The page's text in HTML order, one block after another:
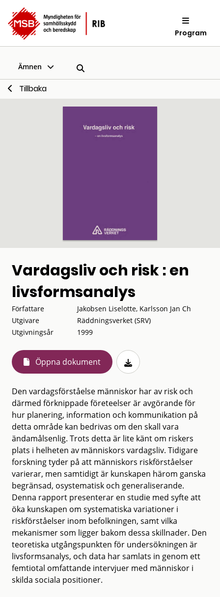
Program
Ämnen
Tillbaka
Vardagsliv och risk : en
livsformsanalys
Författare
Jakobsen Liselotte, Karlsson Jan Ch
Utgivare
Räddningsverket (SRV)
Utgivningsår
1999
Öppna dokument
Den vardagsförståelse människor har av risk och
därmed förknippade företeelser är avgörande för
hur planering, information och kommunikation på
detta område kan bedrivas om den skall vara
ändamålsenlig. Trots detta är lite känt om riskers
plats i helheten av människors vardagsliv. Tidigare
forskning tyder på att människors riskförståelser
varierar, men samtidigt är kunskapen härom ganska
begränsad, osystematisk och generaliserande.
Denna rapport presenterar en studie med syfte att
öka kunskapen om systematiska variationer i
riskförståelser inom befolkningen, samt vilka
mekanismer som ligger bakom dessa skillnader. Den
teoretiska utgångspunkten för undersökningen är
livsformsanalys, och data har samlats in genom ett
femtiotal omfattande intervjuer med människor i
skilda sociala positioner.